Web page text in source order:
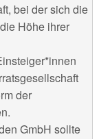
bei der sich die
Höhe ihrer
der
GmbH sollte